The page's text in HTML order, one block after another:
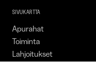
SIVUKARTTA
Apurahat
Toiminta
Lahjoitukset